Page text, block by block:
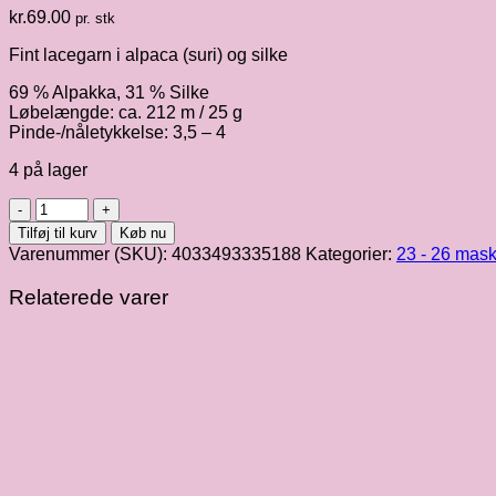
kr.69.00 pr. stk
Fint lacegarn i alpaca (suri) og silke
69 % Alpakka, 31 % Silke
Løbelængde: ca. 212 m / 25 g
Pinde-/nåletykkelse: 3,5 – 4
4 på lager
Setasuri,
lys
havgrøn
fv.
041
antal
Tilføj til kurv Køb nu
Varenummer (SKU): 4033493335188 Kategorier: 23 - 26
Relaterede varer